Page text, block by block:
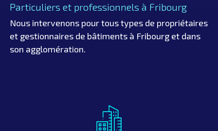
Particuliers et professionnels à Fribourg
Nous intervenons pour tous types de propriétaires
et gestionnaires de bâtiments à Fribourg et dans
son agglomération.